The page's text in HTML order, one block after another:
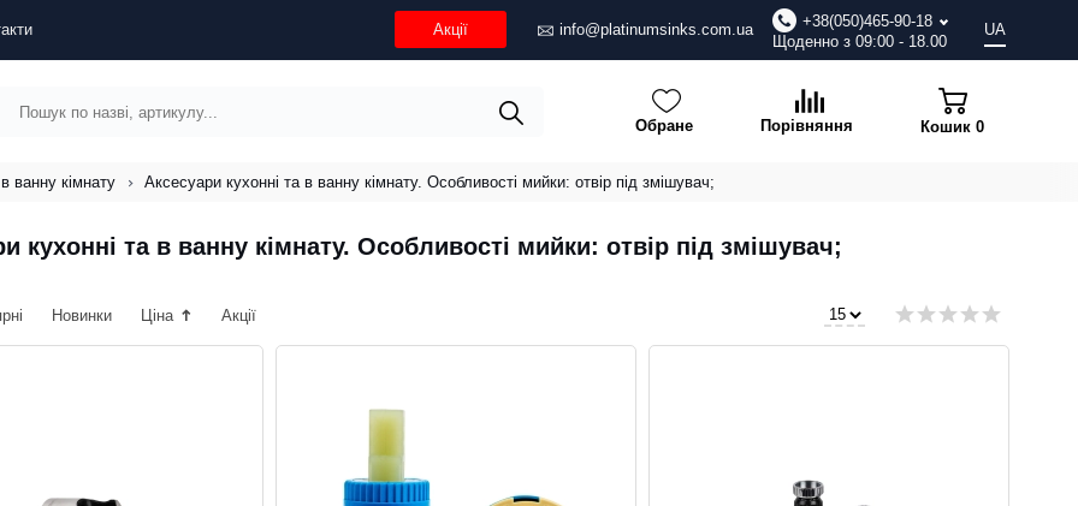
Акції info@platinumsinks.com.ua
+38(050)465-90-18
Щоденно з 09:00 - 18.00
UA
Обране Порівняння Кошик 0
ванну кімнату Аксесуари кухонні та в ванну кімнату. Особливості мийки: отвір під змішувач;
кухонні та в ванну кімнату. Особливості мийки: отвір під змішувач;
Новинки Ціна Акції